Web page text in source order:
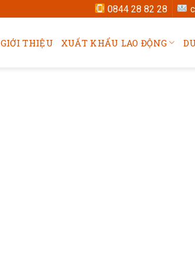
0844 28 82 28
GIỚI THIỆU XUẤT KHẨU LAO ĐỘNG